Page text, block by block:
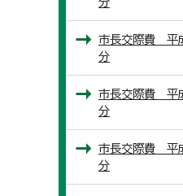
市長交際費 平
分
市長交際費 平
分
市長交際費 平
分